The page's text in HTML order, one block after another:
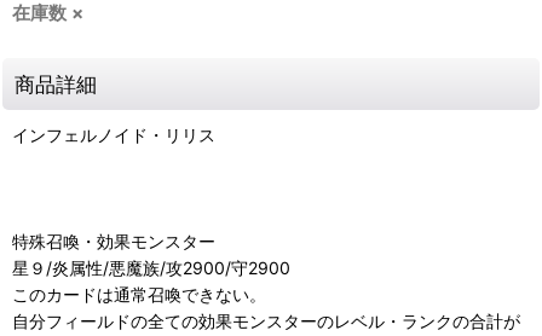
在庫数 ×
商品詳細
インフェルノイド・リリス
特殊召喚・効果モンスター
星９/炎属性/悪魔族/攻2900/守2900
このカードは通常召喚できない。
自分フィールドの全ての効果モンスターのレベル・ランクの合計が